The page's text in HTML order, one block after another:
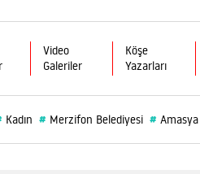
Video
Galeriler
Köşe
Yazarları
Kadın # Merzifon Belediyesi #